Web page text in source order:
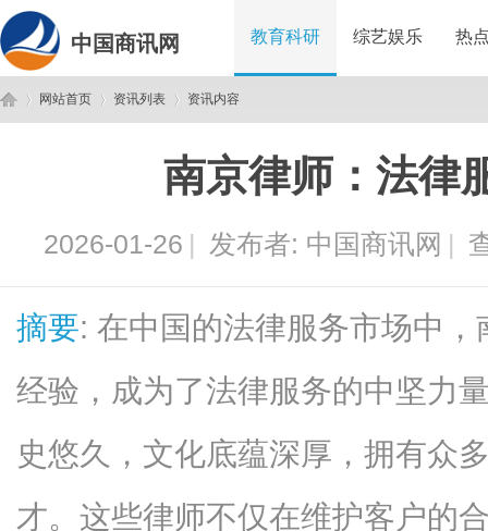
中国商讯网 教育科研 综艺娱乐 热
网站首页 资讯列表
›
资讯内容
南京律师：法律
2026-01-26 | 发布者: 中国商讯网 |
摘要: 在中国的法律服务市场中
经验，成为了法律服务的中坚力
史悠久，文化底蕴深厚，拥有众
才。这些律师不仅在维护客户的